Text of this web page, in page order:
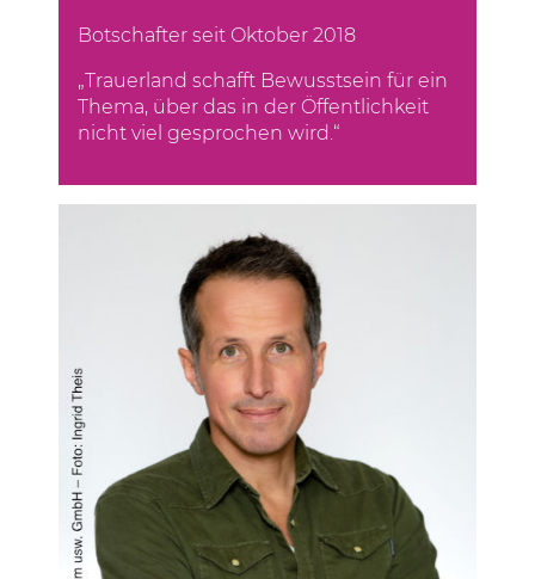
Botschafter seit Oktober 2018
„Trauerland schafft Bewusstsein für ein
Thema, über das in der Öffentlichkeit
nicht viel gesprochen wird.“